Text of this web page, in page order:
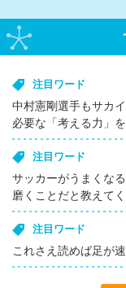
注目ワード
中村憲剛選手もサカ
必要な「考える力」
注目ワード
サッカーがうまくな
磨くことだと教えて
注目ワード
これさえ読めば足が